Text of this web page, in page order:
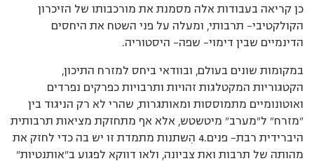
כן קריאה בעבודות אלה מסמנת את מורכבותו של הזיכרון
הקולקטיבי– תרבותי, ומעלה על פני השטח את היחסים
הדינמיים שבין דימוי– שפה– היסטוריה.
במקומות שונים בעולם, ובוודאי ביחס למזרח התיכון,
הקטגוריות המקטלגות זהויות ותרבויות כפרקים נפרדים
ואוטונומיים מתמוססות ומאותגרות, שהרי לא רק הניגוד בין
”מזרח” ל”מערב” מיטשטש, אלא אף מתחזקת מציאות תרבותית
היברידית רבת– פנים.4 הִשתנות מתמדת זו יש בה כדי לחזק את
מהותה של תרבות ואת צביונה, ולאו דווקא לפגוע ב”אותנטיות”